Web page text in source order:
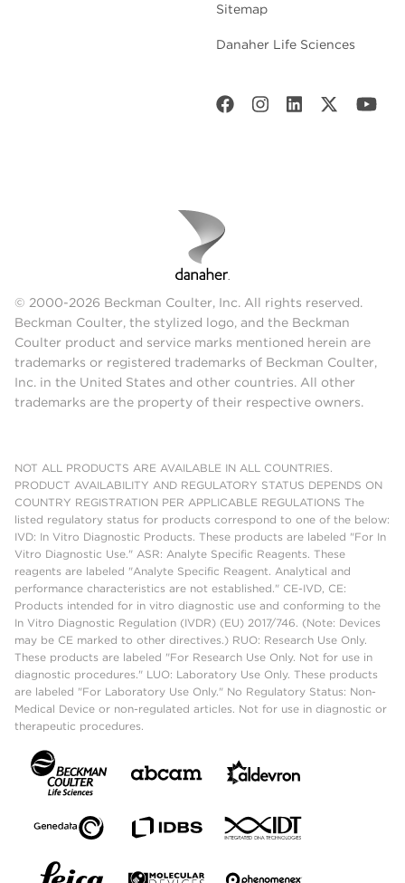
Sitemap
Danaher Life Sciences
© 2000-2026 Beckman Coulter, Inc. All rights reserved.
Beckman Coulter, the stylized logo, and the Beckman
Coulter product and service marks mentioned herein are
trademarks or registered trademarks of Beckman Coulter,
Inc. in the United States and other countries. All other
trademarks are the property of their respective owners.
NOT ALL PRODUCTS ARE AVAILABLE IN ALL COUNTRIES.
PRODUCT AVAILABILITY AND REGULATORY STATUS DEPENDS ON
COUNTRY REGISTRATION PER APPLICABLE REGULATIONS The
listed regulatory status for products correspond to one of the below:
IVD: In Vitro Diagnostic Products. These products are labeled "For In
Vitro Diagnostic Use." ASR: Analyte Specific Reagents. These
reagents are labeled "Analyte Specific Reagent. Analytical and
performance characteristics are not established." CE-IVD, CE:
Products intended for in vitro diagnostic use and conforming to the
In Vitro Diagnostic Regulation (IVDR) (EU) 2017/746. (Note: Devices
may be CE marked to other directives.) RUO: Research Use Only.
These products are labeled "For Research Use Only. Not for use in
diagnostic procedures." LUO: Laboratory Use Only. These products
are labeled "For Laboratory Use Only." No Regulatory Status: Non-
Medical Device or non-regulated articles. Not for use in diagnostic or
therapeutic procedures.